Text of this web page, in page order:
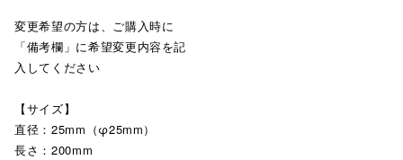
変更希望の方は、ご購入時に
「備考欄」に希望変更内容を記
入してください
【サイズ】
直径：25mm（φ25mm）
長さ：200mm